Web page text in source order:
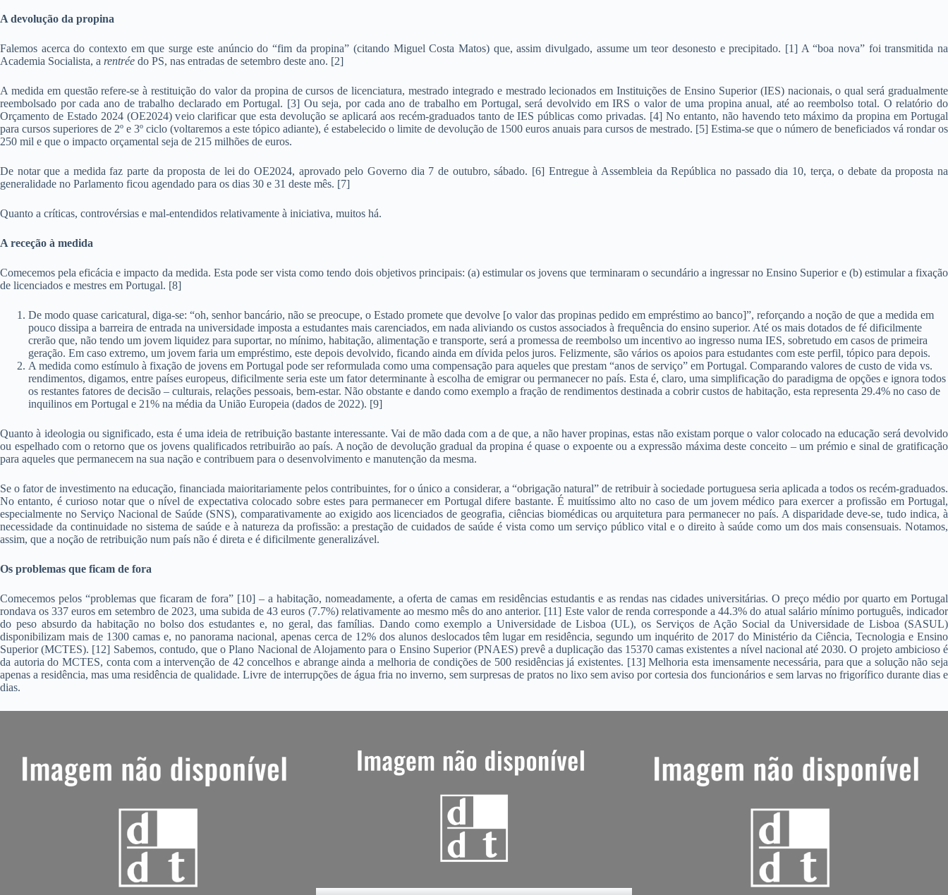
A devolução da propina
Falemos acerca do contexto em que surge este anúncio do “fim da propina” (citando Miguel Costa Matos) que, assim divulgado, assume um teor desonesto e precipitado. [1] A “boa nova” foi transmitida na
Academia Socialista, a rentrée do PS, nas entradas de setembro deste ano. [2]
A medida em questão refere-se à restituição do valor da propina de cursos de licenciatura, mestrado integrado e mestrado lecionados em Instituições de Ensino Superior (IES) nacionais, o qual será gradualmente
reembolsado por cada ano de trabalho declarado em Portugal. [3] Ou seja, por cada ano de trabalho em Portugal, será devolvido em IRS o valor de uma propina anual, até ao reembolso total. O relatório do
Orçamento de Estado 2024 (OE2024) veio clarificar que esta devolução se aplicará aos recém-graduados tanto de IES públicas como privadas. [4] No entanto, não havendo teto máximo da propina em Portugal
para cursos superiores de 2º e 3º ciclo (voltaremos a este tópico adiante), é estabelecido o limite de devolução de 1500 euros anuais para cursos de mestrado. [5] Estima-se que o número de beneficiados vá rondar os
250 mil e que o impacto orçamental seja de 215 milhões de euros.
De notar que a medida faz parte da proposta de lei do OE2024, aprovado pelo Governo dia 7 de outubro, sábado. [6] Entregue à Assembleia da República no passado dia 10, terça, o debate da proposta na
generalidade no Parlamento ficou agendado para os dias 30 e 31 deste mês. [7]
Quanto a críticas, controvérsias e mal-entendidos relativamente à iniciativa, muitos há.
A receção à medida
Comecemos pela eficácia e impacto da medida. Esta pode ser vista como tendo dois objetivos principais: (a) estimular os jovens que terminaram o secundário a ingressar no Ensino Superior e (b) estimular a fixação
de licenciados e mestres em Portugal. [8]
De modo quase caricatural, diga-se: “oh, senhor bancário, não se preocupe, o Estado promete que devolve [o valor das propinas pedido em empréstimo ao banco]”, reforçando a noção de que a medida em
pouco dissipa a barreira de entrada na universidade imposta a estudantes mais carenciados, em nada aliviando os custos associados à frequência do ensino superior. Até os mais dotados de fé dificilmente
crerão que, não tendo um jovem liquidez para suportar, no mínimo, habitação, alimentação e transporte, será a promessa de reembolso um incentivo ao ingresso numa IES, sobretudo em casos de primeira
geração. Em caso extremo, um jovem faria um empréstimo, este depois devolvido, ficando ainda em dívida pelos juros. Felizmente, são vários os apoios para estudantes com este perfil, tópico para depois.
A medida como estímulo à fixação de jovens em Portugal pode ser reformulada como uma compensação para aqueles que prestam “anos de serviço” em Portugal. Comparando valores de custo de vida vs.
rendimentos, digamos, entre países europeus, dificilmente seria este um fator determinante à escolha de emigrar ou permanecer no país. Esta é, claro, uma simplificação do paradigma de opções e ignora todos
os restantes fatores de decisão – culturais, relações pessoais, bem-estar. Não obstante e dando como exemplo a fração de rendimentos destinada a cobrir custos de habitação, esta representa 29.4% no caso de
inquilinos em Portugal e 21% na média da União Europeia (dados de 2022). [9]
Quanto à ideologia ou significado, esta é uma ideia de retribuição bastante interessante. Vai de mão dada com a de que, a não haver propinas, estas não existam porque o valor colocado na educação será devolvido
ou espelhado com o retorno que os jovens qualificados retribuirão ao país. A noção de devolução gradual da propina é quase o expoente ou a expressão máxima deste conceito – um prémio e sinal de gratificação
para aqueles que permanecem na sua nação e contribuem para o desenvolvimento e manutenção da mesma.
Se o fator de investimento na educação, financiada maioritariamente pelos contribuintes, for o único a considerar, a “obrigação natural” de retribuir à sociedade portuguesa seria aplicada a todos os recém-graduados.
No entanto, é curioso notar que o nível de expectativa colocado sobre estes para permanecer em Portugal difere bastante. É muitíssimo alto no caso de um jovem médico para exercer a profissão em Portugal,
especialmente no Serviço Nacional de Saúde (SNS), comparativamente ao exigido aos licenciados de geografia, ciências biomédicas ou arquitetura para permanecer no país. A disparidade deve-se, tudo indica, à
necessidade da continuidade no sistema de saúde e à natureza da profissão: a prestação de cuidados de saúde é vista como um serviço público vital e o direito à saúde como um dos mais consensuais. Notamos,
assim, que a noção de retribuição num país não é direta e é dificilmente generalizável.
Os problemas que ficam de fora
Comecemos pelos “problemas que ficaram de fora” [10] – a habitação, nomeadamente, a oferta de camas em residências estudantis e as rendas nas cidades universitárias. O preço médio por quarto em Portugal
rondava os 337 euros em setembro de 2023, uma subida de 43 euros (7.7%) relativamente ao mesmo mês do ano anterior. [11] Este valor de renda corresponde a 44.3% do atual salário mínimo português, indicador
do peso absurdo da habitação no bolso dos estudantes e, no geral, das famílias. Dando como exemplo a Universidade de Lisboa (UL), os Serviços de Ação Social da Universidade de Lisboa (SASUL)
disponibilizam mais de 1300 camas e, no panorama nacional, apenas cerca de 12% dos alunos deslocados têm lugar em residência, segundo um inquérito de 2017 do Ministério da Ciência, Tecnologia e Ensino
Superior (MCTES). [12] Sabemos, contudo, que o Plano Nacional de Alojamento para o Ensino Superior (PNAES) prevê a duplicação das 15370 camas existentes a nível nacional até 2030. O projeto ambicioso é
da autoria do MCTES, conta com a intervenção de 42 concelhos e abrange ainda a melhoria de condições de 500 residências já existentes. [13] Melhoria esta imensamente necessária, para que a solução não seja
apenas a residência, mas uma residência de qualidade. Livre de interrupções de água fria no inverno, sem surpresas de pratos no lixo sem aviso por cortesia dos funcionários e sem larvas no frigorífico durante dias e
dias.